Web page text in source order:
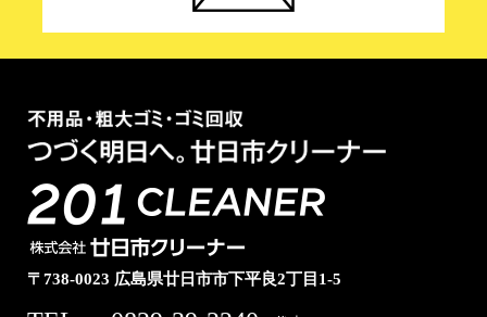
〒738-0023 広島県廿日市市下平良2丁目1-5